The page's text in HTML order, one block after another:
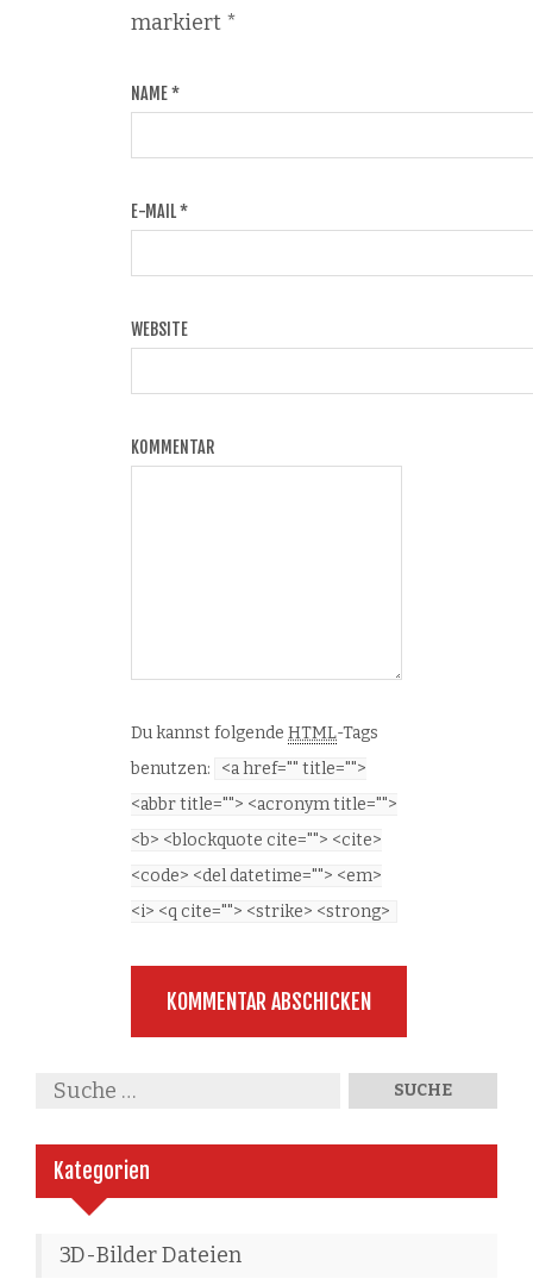
markiert *
NAME*
E-MAIL*
WEBSITE
KOMMENTAR
Du kannst folgende HTML-Tags
benutzen:
<a href="" title="">
<abbr title=""> <acronym title="">
<b> <blockquote cite=""> <cite>
<code> <del datetime=""> <em>
<i> <q cite=""> <strike> <strong>
Kategorien
3D-Bilder Dateien